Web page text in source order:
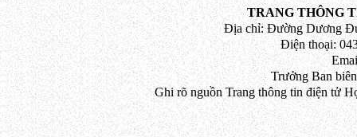
TRANG THÔNG
Địa chỉ: Đường Dương
Điện thoại:
Trưởng Ban
Ghi rõ nguồn Trang thông tin điện tử